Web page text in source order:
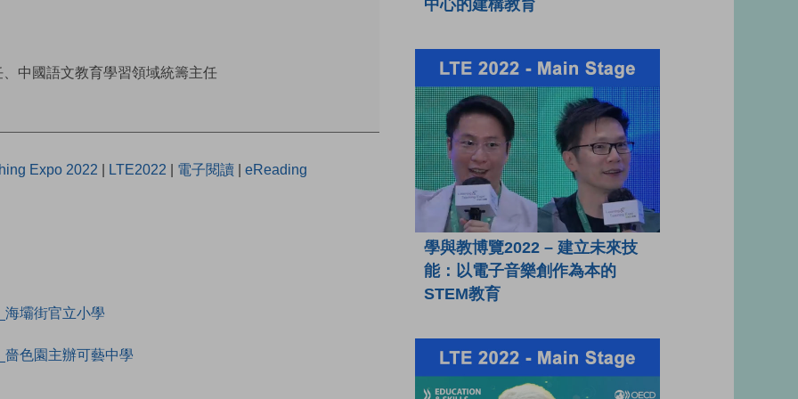
中國語文教育學習領域統籌主任
Expo 2022 LTE2022 電子閱讀 eReading
壩街官立小學
色園主辦可藝中學
中心的建構教育
學與教博覽2022 – 建立未來技
能：以電子音樂創作為本的
STEM教育